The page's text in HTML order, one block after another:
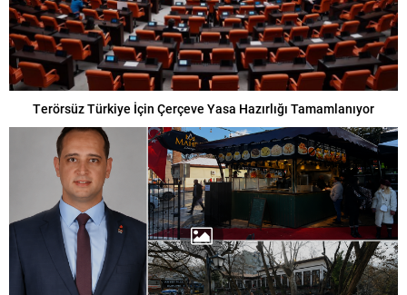
Terörsüz Türkiye İçin Çerçeve Yasa Hazırlığı Tamamlanıyor